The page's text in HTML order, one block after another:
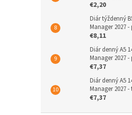
€2,20
Diár týždenný
Manager 2027
€8,11
Diár denný A5
Manager 2027
€7,37
Diár denný A5
Manager 2027
€7,37